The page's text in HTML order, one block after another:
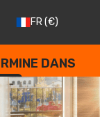
FR(€)
DANS
--